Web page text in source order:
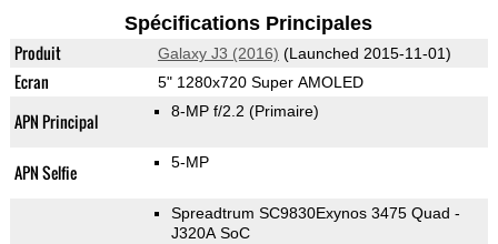
Spécifications Principales
Produit Galaxy J3 (2016) (Launched 2015-11-01)
Ecran 5" 1280x720 Super AMOLED
APN Principal 8-MP f/2.2 (Primaire)
APN Selfie 5-MP
Spreadtrum SC9830Exynos 3475 Quad -
J320A SoC